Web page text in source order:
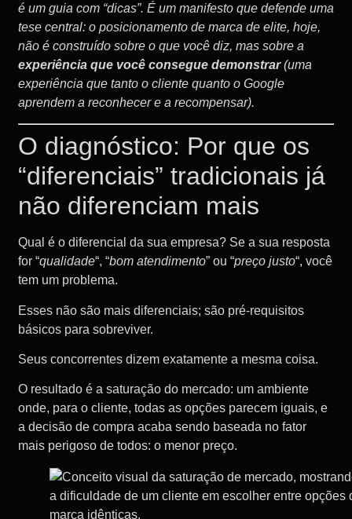
é um guia com “dicas”. É um manifesto que defende uma
tese central: o posicionamento de marca de elite, hoje,
não é construído sobre o que você diz, mas sobre a
experiência que você consegue demonstrar(uma
experiência que tanto o cliente quanto o Google
aprendem a reconhecer e a recompensar).
O diagnóstico: Por que os
“diferenciais” tradicionais já
não diferenciam mais
Qual é o diferencial da sua empresa? Se a sua resposta
for “qualidade“, “bom atendimento” ou “preço justo“, você
tem um problema.
Esses não são mais diferenciais; são pré-requisitos
básicos para sobreviver.
Seus concorrentes dizem exatamente a mesma coisa.
O resultado é a saturação do mercado: um ambiente
onde, para o cliente, todas as opções parecem iguais, e
a decisão de compra acaba sendo baseada no fator
mais perigoso de todos: o menor preço.